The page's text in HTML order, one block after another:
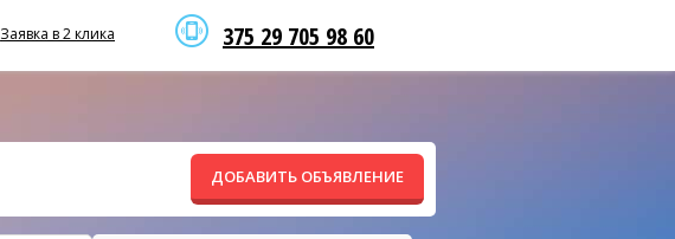
375 29 705 98 60
Заявка в 2 клика
ДОБАВИТЬ ОБЪЯВЛЕНИЕ